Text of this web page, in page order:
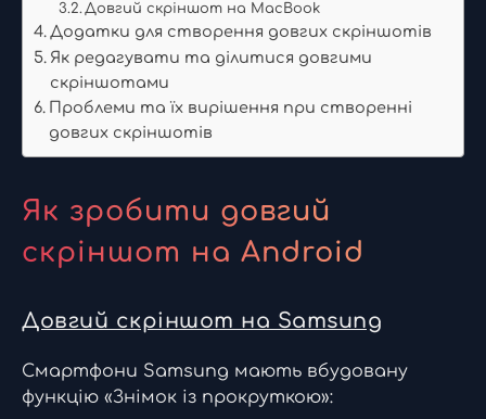
Довгий скріншот на MacBook
Додатки для створення довгих скріншотів
Як редагувати та ділитися довгими
скріншотами
Проблеми та їх вирішення при створенні
довгих скріншотів
Як зробити довгий
скріншот на Android
Довгий скріншот на Samsung
Смартфони Samsung мають вбудовану
функцію «Знімок із прокруткою»: